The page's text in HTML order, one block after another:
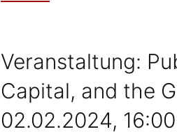
and
“Interlocking
Racisms:
Veranstaltung:
Capital, and the
02.02.2024,